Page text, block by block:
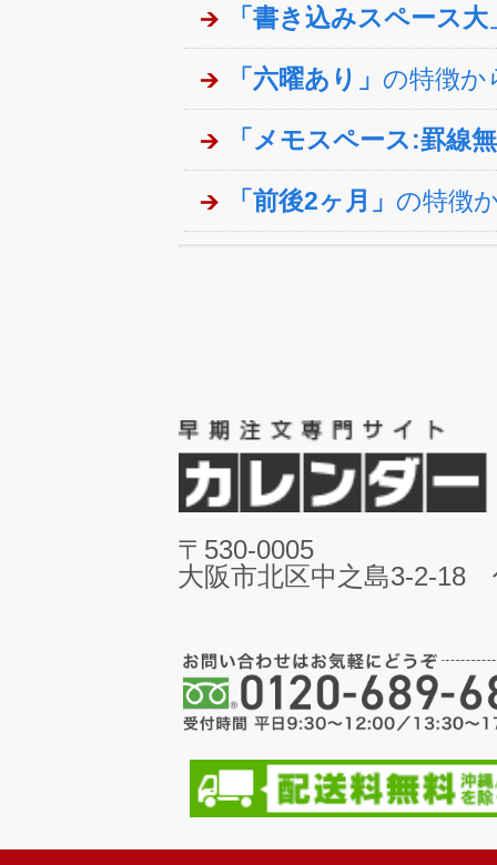
「書き込みスペース大
「六曜あり」 の特徴か
「メモスペース:罫線
「前後2ヶ月」 の特徴
〒530-0005
大阪市北区中之島3-2-18